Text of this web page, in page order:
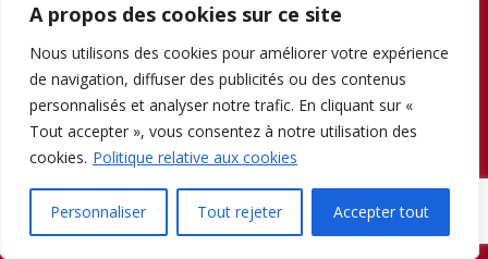
A propos des cookies sur ce site
Nous utilisons des cookies pour améliorer votre expérience
de navigation, diffuser des publicités ou des contenus
personnalisés et analyser notre trafic. En cliquant sur «
Tout accepter », vous consentez à notre utilisation des
cookies. Politique relative aux cookies
Personnaliser Tout rejeter Accepter tout
effet à bien des points de vue un défi … Que
chaque projet comporte ses risques, que le
personnel qualifié et motivé se fait rare, que
si le carnet de commandes est rempli, il faut
tous les jours se battre pour qu’il puisse le
rester et que construire, c’est bien, être payé
pour ce faire, c’est mieux … Que tout cela
paraît évident mais que cela constitue le lot
quotidien des soucis de l’entrepreneur
général, voilà ce qu’il nous faut (ré)expliquer